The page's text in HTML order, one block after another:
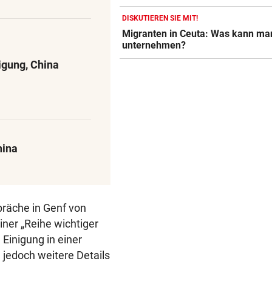
China
in Genf von
„Reihe wichtiger
in einer
jedoch weitere Details
WIR HATTEN 41,2 GRAD!
Erneuter Allzeit-Rekord ++
noch nicht vorbei
DISKUTIEREN SIE MIT!
Migranten in Ceuta: Was kann
unternehmen?